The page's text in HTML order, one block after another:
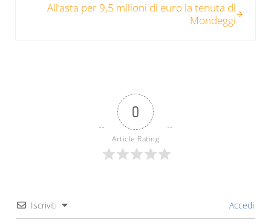
All’asta per 9,5 milioni di euro la tenuta di
Mondeggi
0
Article Rating
Iscriviti Accedi